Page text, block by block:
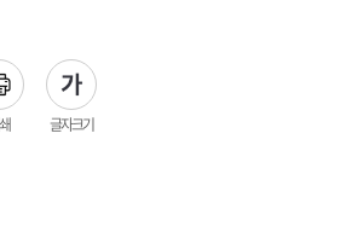
익 성과급' 요구에 전문가들 "최종 이익·투자 여력 반영해야"
상승…전세도 수도권 중심으로 압박 커져
글자크기